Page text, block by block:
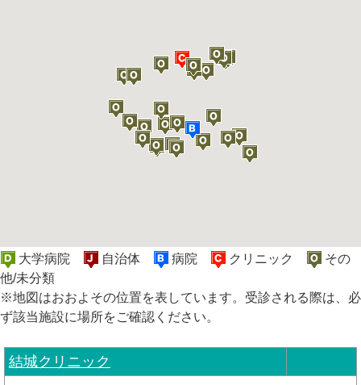
大学病院 自治体 病院 クリニック
その
他/未分類
※地図はおおよその位置を表しています。受診される際は、必
ず該当施設に場所をご確認ください。
結城クリニック